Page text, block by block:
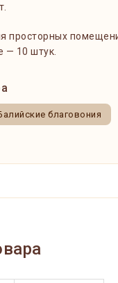
просторных
— 10 штук.
благовония